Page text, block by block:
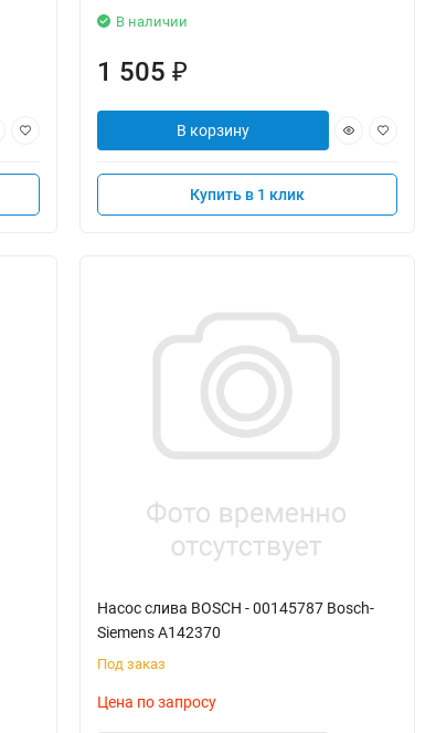
В наличии
1 505 ₽
В корзину
Купить в 1 клик
Насос слива BOSCH - 00145787 Bosch-
Siemens A142370
Под заказ
Цена по запросу